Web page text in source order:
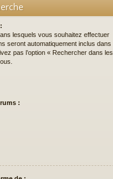
lesquels vous souhaitez effectuer
seront automatiquement inclus dans
pas l’option « Rechercher dans les
: